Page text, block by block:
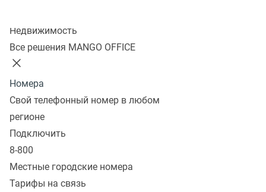
Недвижимость
Все решения MANGO OFFICE
Номера
Свой телефонный номер в любом
регионе
Подключить
8-800
Местные городские номера
Тарифы на связь
Подключить
Более 25 лет на рынке
Наша миссия